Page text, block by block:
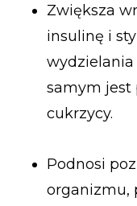
Zwiększa
insulinę i
samym jest
cukrzycy.
Podnosi
organizmu,